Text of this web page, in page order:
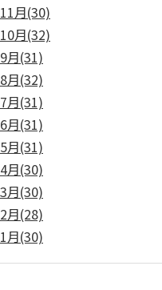
11月(30)
10月(32)
9月(31)
8月(32)
7月(31)
6月(31)
5月(31)
4月(30)
3月(30)
2月(28)
1月(30)